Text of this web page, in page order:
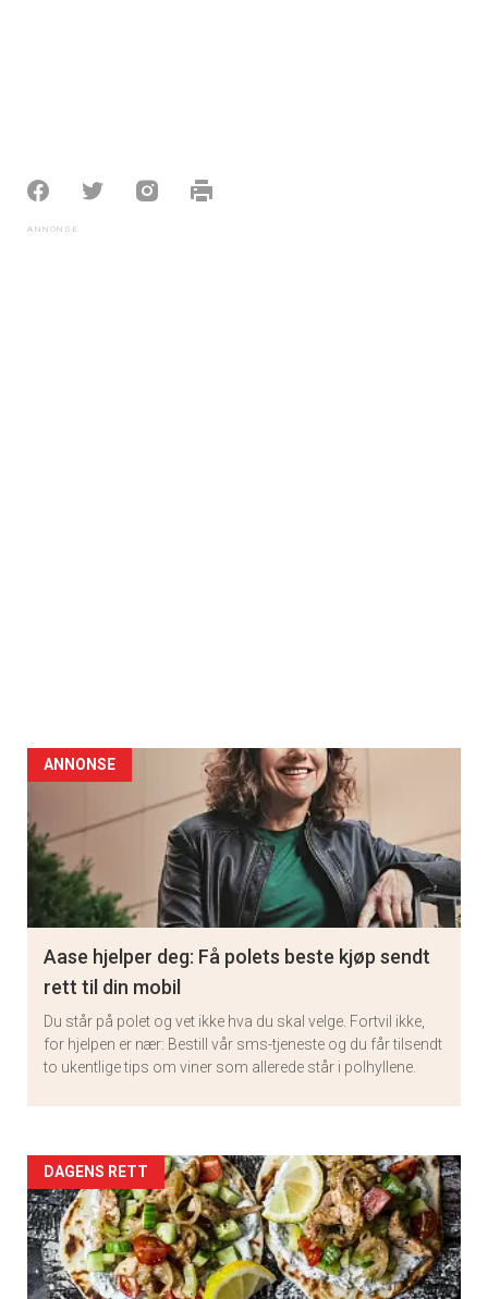
ANNONSE
Aase hjelper deg: Få polets beste kjøp sendt
rett til din mobil
Du står på polet og vet ikke hva du skal velge. Fortvil ikke,
for hjelpen er nær: Bestill vår sms-tjeneste og du får tilsendt
to ukentlige tips om viner som allerede står i polhyllene.
Artikler
detail
-
DAGENS RETT